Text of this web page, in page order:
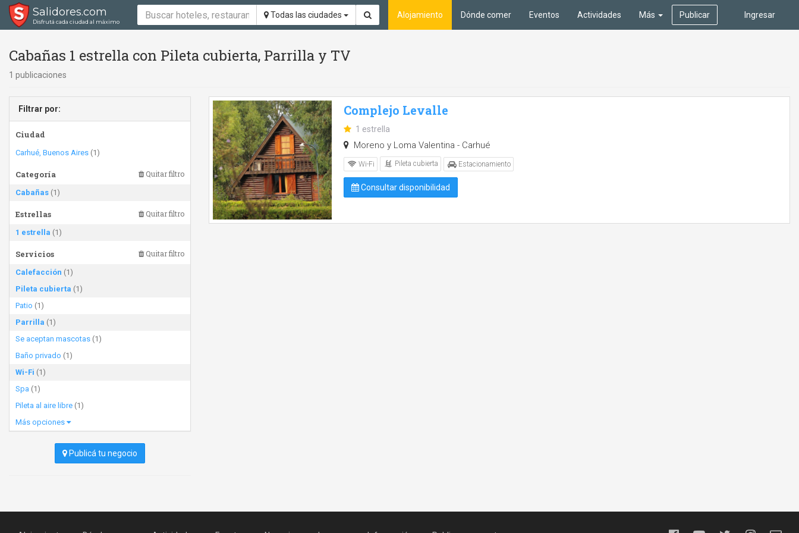
Salidores.com
Disfrutá cada ciudad al máximo
Todas las ciudades Ingresar
Alojamiento Dónde comer Eventos Actividades Más Publicar
Cabañas 1 estrella con Pileta cubierta, Parrilla y TV
1 publicaciones
Filtrar por:
Ciudad
Carhué, Buenos Aires (1)
Categoría Quitar filtro
Cabañas (1)
Estrellas Quitar filtro
1 estrella (1)
Servicios Quitar filtro
Calefacción (1)
Pileta cubierta (1)
Patio (1)
Parrilla (1)
Se aceptan mascotas (1)
Baño privado (1)
Wi-Fi (1)
Spa (1)
Pileta al aire libre (1)
Más opciones
Publicá tu negocio
Complejo Levalle
1 estrella
Moreno y Loma Valentina - Carhué
Wi-Fi Pileta cubierta Estacionamiento
Consultar disponibilidad